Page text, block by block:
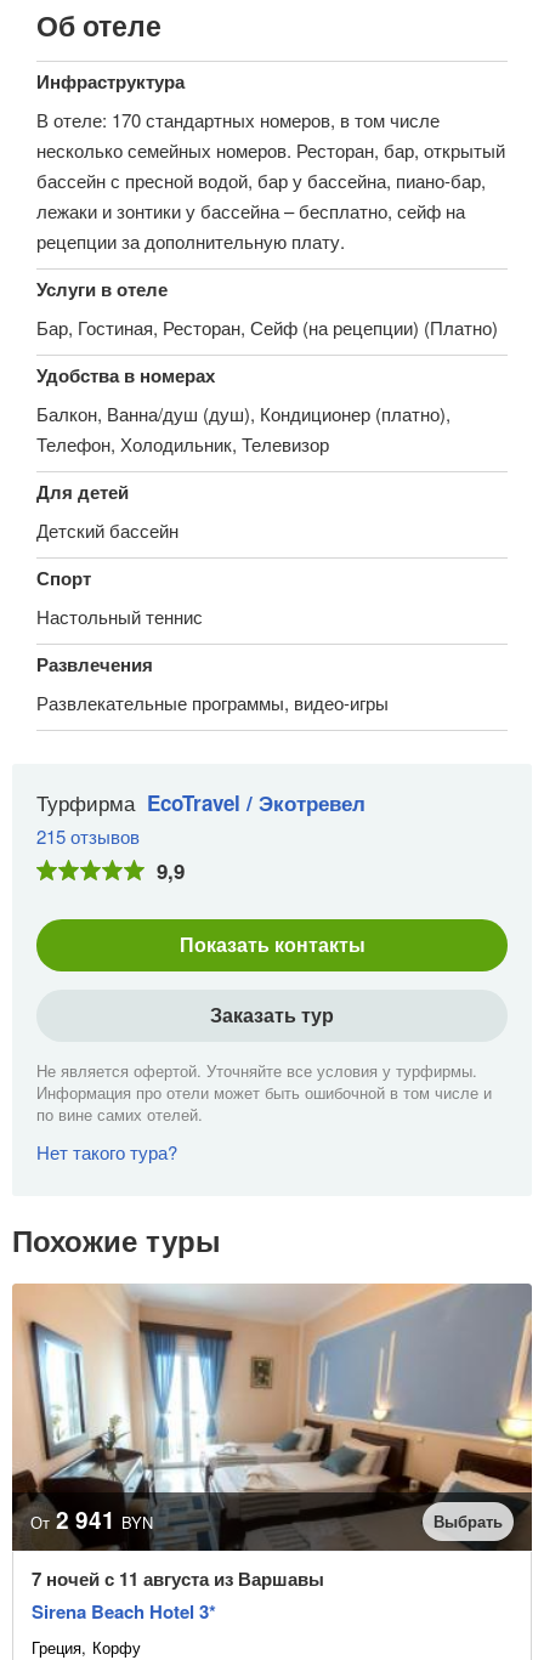
Об отеле
Инфраструктура
В отеле: 170 стандартных номеров, в том числе
несколько семейных номеров. Ресторан, бар, открытый
бассейн с пресной водой, бар у бассейна, пиано-бар,
лежаки и зонтики у бассейна – бесплатно, сейф на
рецепции за дополнительную плату.
Услуги в отеле
Бар, Гостиная, Ресторан, Сейф (на рецепции) (Платно)
Удобства в номерах
Балкон, Ванна/душ (душ), Кондиционер (платно),
Телефон, Холодильник, Телевизор
Для детей
Детский бассейн
Спорт
Настольный теннис
Развлечения
Развлекательные программы, видео-игры
Турфирма EcoTravel / Экотревел
215 отзывов
9,9
Показать контакты
Заказать тур
Не является офертой. Уточняйте все условия у турфирмы.
Информация про отели может быть ошибочной в том числе и
по вине самих отелей.
Нет такого тура?
Похожие туры
От 2 941 BYN Выбрать
7 ночей с 11 августа из Варшавы
Sirena Beach Hotel 3*
Греция Корфу